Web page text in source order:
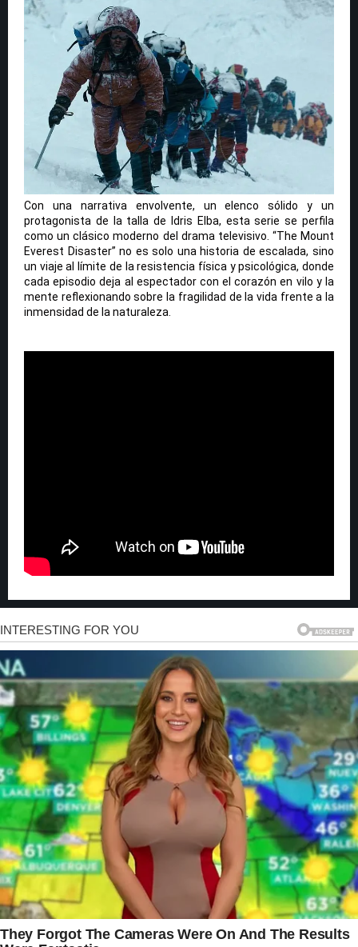
Con una narrativa envolvente, un elenco sólido y un
protagonista de la talla de Idris Elba, esta serie se perfila
como un clásico moderno del drama televisivo. “The Mount
Everest Disaster” no es solo una historia de escalada, sino
un viaje al límite de la resistencia física y psicológica, donde
cada episodio deja al espectador con el corazón en vilo y la
mente reflexionando sobre la fragilidad de la vida frente a la
inmensidad de la naturaleza.